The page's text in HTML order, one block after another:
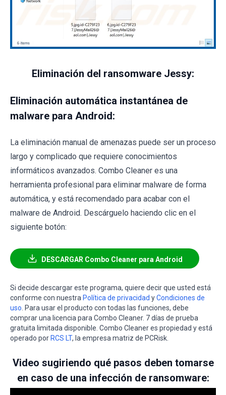
Eliminación del ransomware Jessy:
Eliminación automática instantánea de
malware para Android:
La eliminación manual de amenazas puede ser un proceso
largo y complicado que requiere conocimientos
informáticos avanzados. Combo Cleaner es una
herramienta profesional para eliminar malware de forma
automática, y está recomendado para acabar con el
malware de Android. Descárguelo haciendo clic en el
siguiente botón:
DESCARGAR Combo Cleaner para Android
Si decide descargar este programa, quiere decir que usted está
conforme con nuestra Política de privacidad yCondiciones de
uso . Para usar el producto con todas las funciones, debe
comprar una licencia para Combo Cleaner. 7 días de prueba
gratuita limitada disponible. Combo Cleaner es propiedad y está
operado por RCS LT, la empresa matriz de PCRisk.
Video sugiriendo qué pasos deben tomarse
en caso de una infección de ransomware: